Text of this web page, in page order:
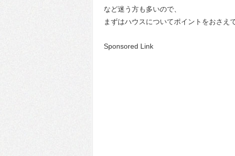
など迷う方も多いので、
まずはハウスについてポイントをおさえ
Sponsored Link